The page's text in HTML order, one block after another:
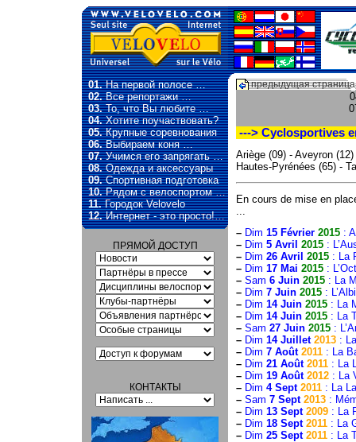
01.На первой полосе …
02.Все репортажи …
03.То, что Вы любите …
04.Хотите поучаствовать?
05.Крупные соревнования
06.Выбираем коня …
07.Учимся его запрягать …
08.Одежда и аксессуары
09.Спортивная подготовка
10.Рядом с велоспортом …
11.Городок Velovelo
12.Интернет - это просто!…
ПРЯМОЙ ДОСТУП
КОНТАКТЫ
предыдущая страница
---> Cyclosportives
Ariège (09) - Aveyron
Hautes-Pyrénées (65) -
En cours de mise en
...
– Dim 15 Février 2015 :
– Dim 5 Avril 2015 :
– Dim 26 Avril 2015 : La
– Dim 17 Mai 2015 :
– Sam 6 Juin 2015 : La
– Dim 7 Juin 2015 :
– Dim 14 Juin 2015 : La
– Dim 14 Juin 2015 : La
– Sam 27 Juin 2015 :
– Dim 14 Juillet 2013 :
– Dim 7 Août 2011 : La
– Dim 21 Août 2011 : La
– Dim 19 Août 2012 : La
– Dim 4 Sept 2011 : La
– Sam 7 Sept 2013 :
– Dim 13 Sept 2009 : La
– Dim 18 Sept 2011 : La
– Dim 25 Sept 2011 : La